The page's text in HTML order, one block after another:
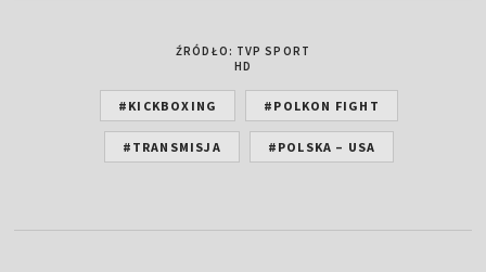
ŹRÓDŁO: TVP SPORT
HD
#KICKBOXING #POLKON FIGHT
#TRANSMISJA #POLSKA – USA